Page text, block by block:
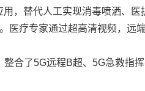
，替代人工实现消毒喷洒、医
医疗专家通过超高清视频，
合了5G远程B超、5G急救